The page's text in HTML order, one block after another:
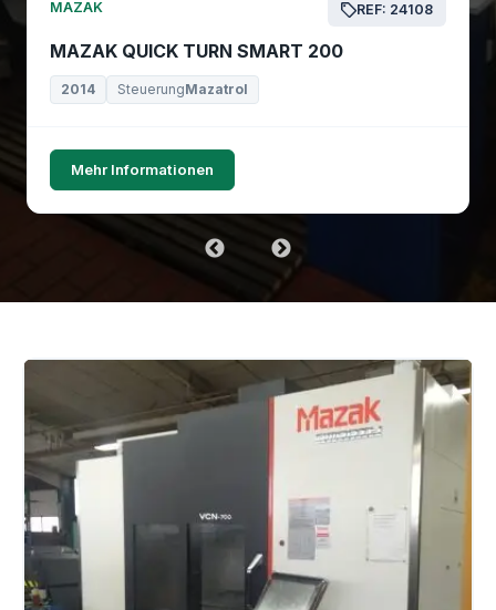
MAZAK REF: 24108
MAZAK QUICK TURN SMART 200
2014 SteuerungMazatrol
Mehr Informationen